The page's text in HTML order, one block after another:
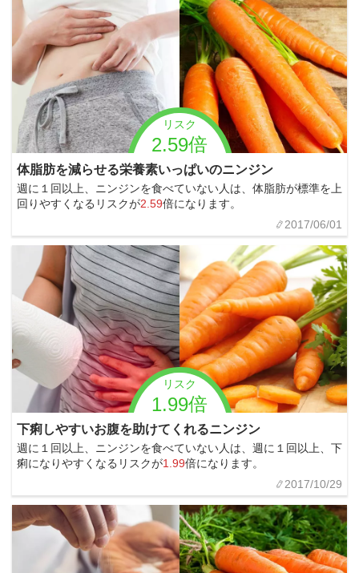
リスク
2.59倍
体脂肪を減らせる栄養素いっぱいのニンジン
週に１回以上、ニンジンを食べていない人は、体脂肪が標準を上
回りやすくなるリスクが2.59倍になります。
2017/06/01
リスク
1.99倍
下痢しやすいお腹を助けてくれるニンジン
週に１回以上、ニンジンを食べていない人は、週に１回以上、下
痢になりやすくなるリスクが1.99倍になります。
2017/10/29